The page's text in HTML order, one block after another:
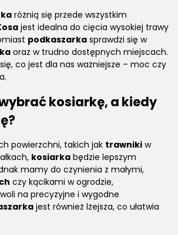
różnią się przede wszystkim
jest idealna do cięcia wysokiej trawy
podkaszarka sprawdzi się w
oraz w trudno dostępnych miejscach.
co jest dla nas ważniejsze – moc czy
kosiarkę, a kiedy
?
powierzchni, takich jak trawniki w
kosiarka będzie lepszym
mamy do czynienia z małymi,
czy kącikami w ogrodzie,
na precyzyjne i wygodne
jest również lżejsza, co ułatwia